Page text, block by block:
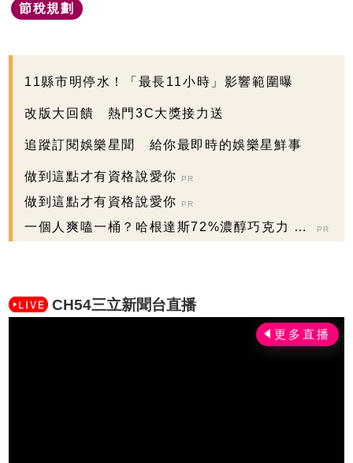
節稅規劃
11縣市明停水！「最長11小時」影響範圍曝
改版大回饋 熱門3C大獎接力送
追蹤訂閱娛樂星聞 給你最即時的娛樂星鮮事
做到這點才有資格說愛你 PR
做到這點才有資格說愛你 PR
一個人爽嗑一桶？哈根達斯72%濃醇巧克力 掀
PR
CH54三立新聞台直播